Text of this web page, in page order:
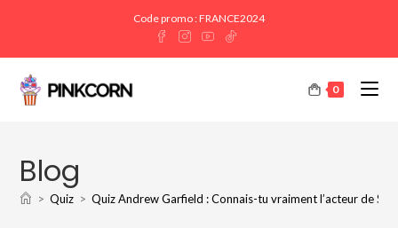
Code promo : FRANCE2024
0
Blog
> Quiz > Quiz Andrew Garfield : Connais-tu vraiment l’acteur de